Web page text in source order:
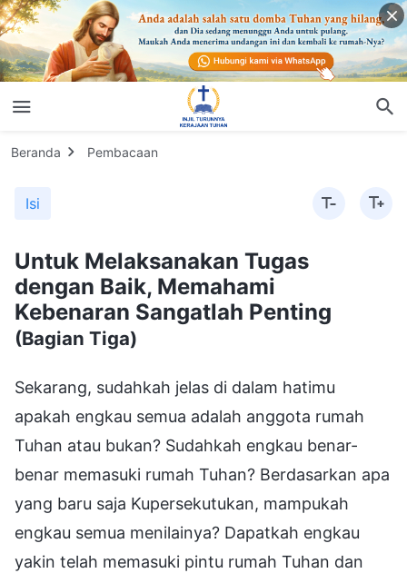
Beranda Pembacaan
Isi
Untuk Melaksanakan Tugas
dengan Baik, Memahami
Kebenaran Sangatlah Penting
(Bagian Tiga)
Sekarang, sudahkah jelas di dalam hatimu
apakah engkau semua adalah anggota rumah
Tuhan atau bukan? Sudahkah engkau benar-
benar memasuki rumah Tuhan? Berdasarkan apa
yang baru saja Kupersekutukan, mampukah
engkau semua menilainya? Dapatkah engkau
yakin telah memasuki pintu rumah Tuhan dan